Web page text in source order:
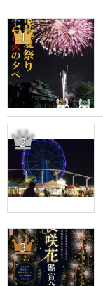
1
2
3